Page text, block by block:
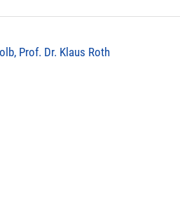
Prof. Dr. Klaus Roth